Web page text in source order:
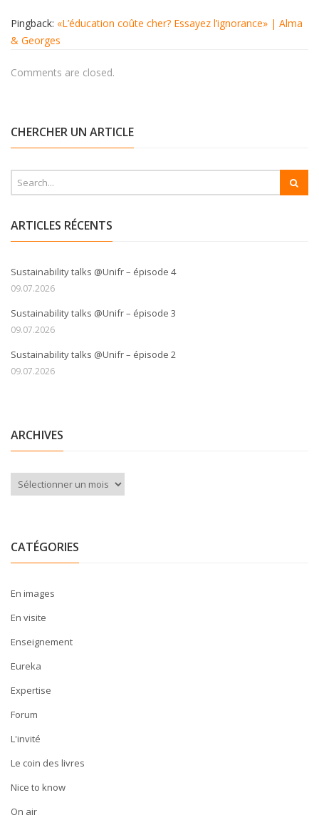
Pingback: «L’éducation coûte cher? Essayez l’ignorance» | Alma
& Georges
Comments are closed.
CHERCHER UN ARTICLE
ARTICLES RÉCENTS
Sustainability talks @Unifr – épisode 4
09.07.2026
Sustainability talks @Unifr – épisode 3
09.07.2026
Sustainability talks @Unifr – épisode 2
09.07.2026
ARCHIVES
Archives
CATÉGORIES
En images
En visite
Enseignement
Eureka
Expertise
Forum
L'invité
Le coin des livres
Nice to know
On air